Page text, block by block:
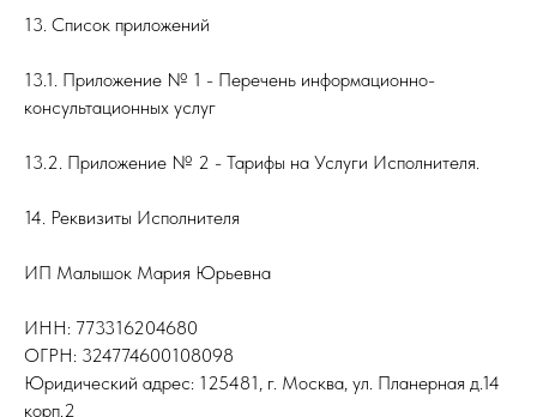
13. Список приложений
13.1. Приложение № 1 - Перечень информационно-
консультационных услуг
13.2. Приложение № 2 - Тарифы на Услуги Исполнителя.
14. Реквизиты Исполнителя
ИП Малышок Мария Юрьевна
ИНН: 773316204680
ОГРН: 324774600108098
Юридический адрес: 125481, г. Москва, ул. Планерная д.14
корп.2